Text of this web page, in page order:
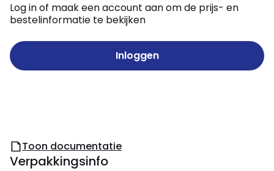
Log in of maak een account aan om de prijs- en
bestelinformatie te bekijken
Inloggen
Toon documentatie
Verpakkingsinfo